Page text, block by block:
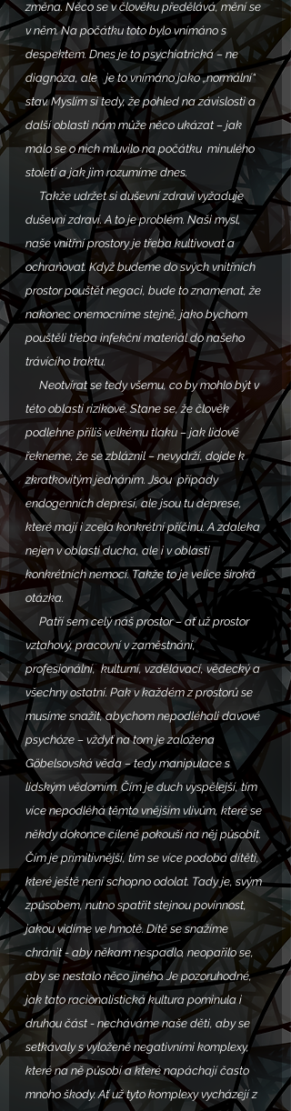
změna. Něco se v člověku předělává, mění se
v něm. Na počátku toto bylo vnímáno s
despektem. Dnes je to psychiatrická – ne
diagnóza, ale   je to vnímáno jako „normální“
stav. Myslím si tedy, že pohled na závislosti a
další oblasti nám může něco ukázat – jak
málo se o nich mluvilo na počátku  minulého
století a jak jim rozumíme dnes.
duševní zdraví. A to je problém. Naši mysl,
naše vnitřní prostory je třeba kultivovat a
ochraňovat. Když budeme do svých vnitřních
prostor pouštět negaci, bude to znamenat, že
nakonec onemocníme stejně, jako bychom
pouštěli třeba infekční materiál do našeho
trávícího traktu.
této oblasti rizikové. Stane se, že člověk
podlehne příliš velkému tlaku – jak lidově
řekneme, že se zbláznil – nevydrží, dojde k
zkratkovitým jednáním. Jsou  případy
endogenních depresí, ale jsou tu deprese,
které mají i zcela konkrétní příčinu. A zdaleka
nejen v oblasti ducha, ale i v oblasti
konkrétních nemocí. Takže to je velice široká
otázka.
vztahový, pracovní v zaměstnání,
profesionální,  kulturní, vzdělávací, vědecký a
všechny ostatní. Pak v každém z prostorů se
musíme snažit, abychom nepodléhali davové
psychóze – vždyť na tom je založena
Göbelsovská věda – tedy manipulace s
lidským vědomím. Čím je duch vyspělejší, tím
více nepodléhá těmto vnějším vlivům, které se
někdy dokonce cíleně pokouší na něj působit.
Čím je primitivnější, tím se více podobá dítěti,
které ještě není schopno odolat. Tady je, svým
způsobem, nutno spatřit stejnou povinnost,
jakou vidíme ve hmotě. Dítě se snažíme
chránit - aby někam nespadlo, neopařilo se,
aby se nestalo něco jiného. Je pozoruhodné,
jak tato racionalistická kultura pominula i
druhou část - necháváme naše děti, aby se
setkávaly s vyloženě negativními komplexy,
které na ně působí a které napáchají často
mnoho škody. Ať už tyto komplexy vycházejí z